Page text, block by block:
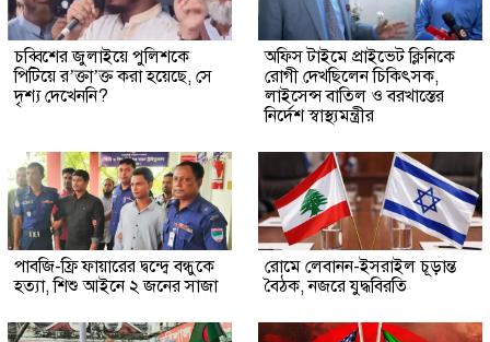
চব্বিশের জুলাইয়ে পুলিশকে
পিটিয়ে র’ক্তা’ক্ত করা হয়েছে, সে
দৃশ্য দেখেননি?
অফিস টাইমে প্রাইভেট ক্লিনিকে
রোগী দেখছিলেন চিকিৎসক,
লাইসেন্স বাতিল ও বরখাস্তের
নির্দেশ স্বাস্থ্যমন্ত্রীর
পাবজি-ফ্রি ফায়ারের দ্বন্দ্বে বন্ধুকে
হত্যা, শিশু আইনে ২ জনের সাজা
রোমে লেবানন-ইসরাইল চূড়ান্ত
বৈঠক, নজরে যুদ্ধবিরতি